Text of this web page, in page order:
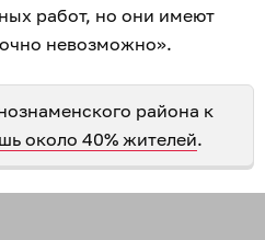
работ, но они имеют
невозможно».
района к
около 40% жителей.